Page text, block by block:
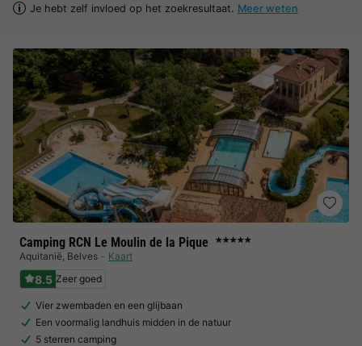
Je hebt zelf invloed op het zoekresultaat. Meer weten
Camping RCN Le Moulin de la Pique ★★★★★
Aquitanië, Belves Kaart
8.5 Zeer goed
Vier zwembaden en een glijbaan
Een voormalig landhuis midden in de natuur
5 sterren camping